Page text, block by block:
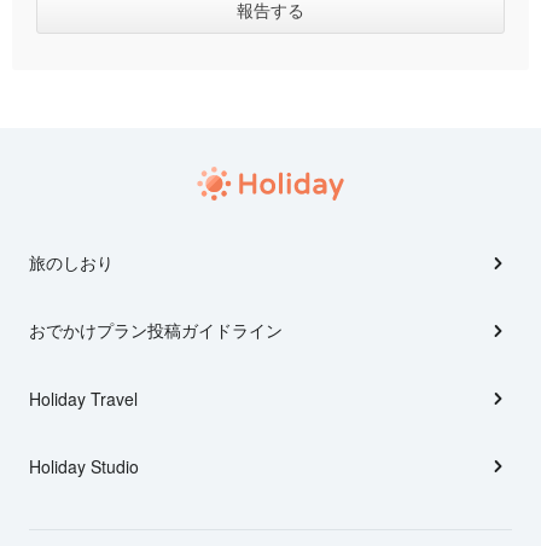
旅のしおり
おでかけプラン投稿ガイドライン
Holiday Travel
Holiday Studio